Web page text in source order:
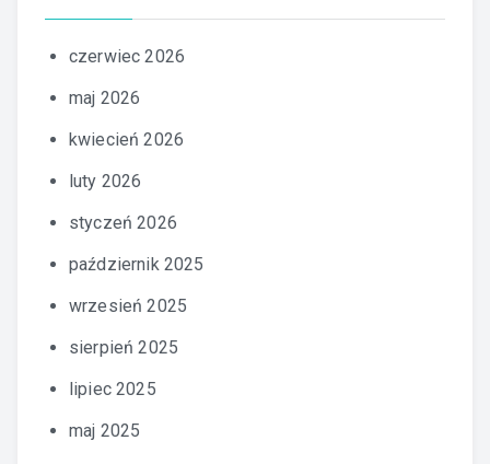
czerwiec 2026
maj 2026
kwiecień 2026
luty 2026
styczeń 2026
październik 2025
wrzesień 2025
sierpień 2025
lipiec 2025
maj 2025